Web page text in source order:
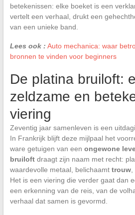
betekenissen: elke boeket is een
vertelt een verhaal, drukt een
van een unieke band.
Lees ook : Auto mechanica: waar
bronnen te vinden voor beginners
De platina bruiloft:
zeldzame en
viering
Zeventig jaar samenleven is een
In Frankrijk blijft deze mijlpaal het
ware getuigen van een ongewone
bruiloftdraagt zijn naam met recht:
waardevolle metaal, belichaamt trouw,
Het is een viering die verder gaat dan
een erkenning van de reis, van de
verhaal dat samen is gevormd.